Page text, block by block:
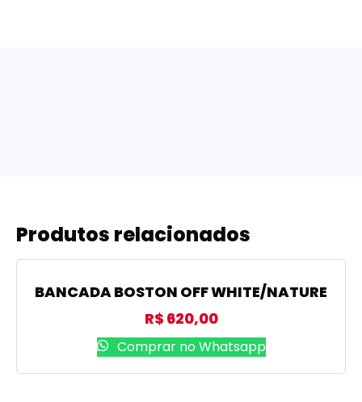
Produtos relacionados
BANCADA BOSTON OFF WHITE/NATURE
R$ 620,00
Comprar no Whatsapp